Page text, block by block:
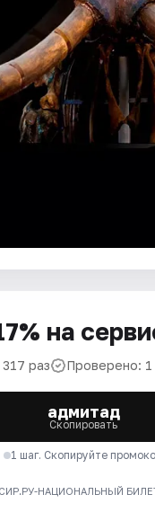
на
раз Проверено: 1
адмитад
Скопировать
1 шаг. Скопируйте
НАЦИОНАЛЬНЫЙ